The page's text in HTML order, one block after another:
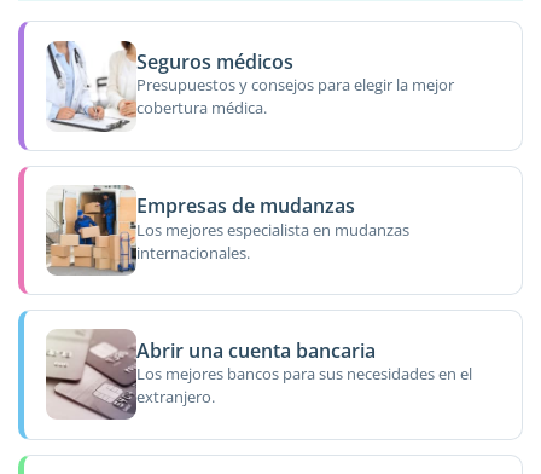
Seguros médicos
Presupuestos y consejos para elegir la mejor
cobertura médica.
Empresas de mudanzas
Los mejores especialista en mudanzas
internacionales.
Abrir una cuenta bancaria
Los mejores bancos para sus necesidades en el
extranjero.